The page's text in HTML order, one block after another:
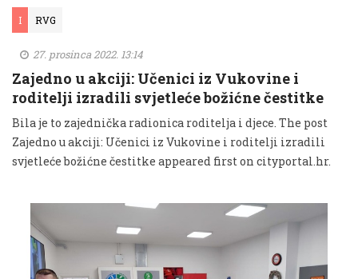
I RVG
27. prosinca 2022. 13:14
Zajedno u akciji: Učenici iz Vukovine i
roditelji izradili svjetleće božićne čestitke
Bila je to zajednička radionica roditelja i djece. The post
Zajedno u akciji: Učenici iz Vukovine i roditelji izradili
svjetleće božićne čestitke appeared first on cityportal.hr.